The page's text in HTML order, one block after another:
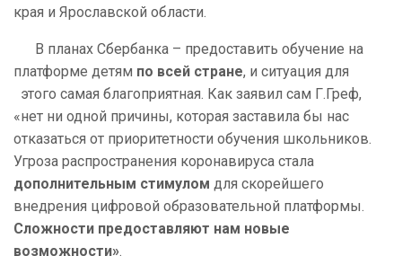
края и Ярославской области.
В планах Сбербанка – предоставить обучение на
платформе детям по всей стране, и ситуация для
этого самая благоприятная. Как заявил сам Г.Греф,
«нет ни одной причины, которая заставила бы нас
отказаться от приоритетности обучения школьников.
Угроза распространения коронавируса стала
дополнительным стимулом для скорейшего
внедрения цифровой образовательной платформы.
Сложности предоставляют нам новые
возможности».